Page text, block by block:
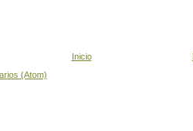
Inicio
(Atom)